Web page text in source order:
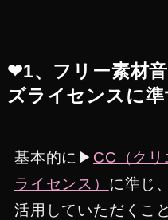
❤︎1、フリー素材
ズライセンスに
基本的に▶︎ CC（クリ
ライセンス） に準じ
活用していただくこ